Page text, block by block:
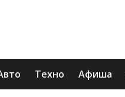
Техно Афиша